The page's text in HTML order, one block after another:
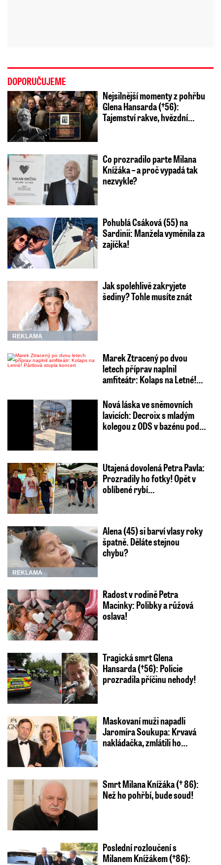
DOPORUČUJEME
Nejsilnější momenty z pohřbu
Glena Hansarda (†56):
Tajemství rakve, hvězdní…
Co prozradilo parte Milana
Knížáka – a proč vypadá tak
nezvykle?
Pohublá Csáková (55) na
Sardinii: Manžela vyměnila za
zajíčka!
REKLAMA
Jak spolehlivě zakryjete
šediny? Tohle musíte znát
Marek Ztracený po dvou
letech příprav naplnil
amfiteátr: Kolaps na Letné!…
Nová láska ve sněmovních
lavicích: Decroix s mladým
kolegou z ODS v bazénu pod…
Utajená dovolená Petra Pavla:
Prozradily ho fotky! Opět v
oblíbené rybí…
REKLAMA
Alena (45) si barví vlasy roky
špatně. Děláte stejnou
chybu?
Radost v rodině Petra
Macinky: Polibky a růžová
oslava!
Tragická smrt Glena
Hansarda (†56): Policie
prozradila příčinu nehody!
Maskovaní muži napadli
Jaromíra Soukupa: Krvavá
nakládačka, zmlátili ho…
Smrt Milana Knížáka († 86):
Než ho pohřbí, bude soud!
Poslední rozloučení s
Milanem Knížákem (†86):